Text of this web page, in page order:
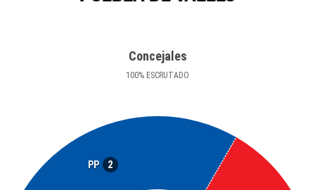
Concejales
100% ESCRUTADO
PP 2